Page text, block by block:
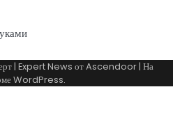
| Expert News отAscendoor| На
WordPress.